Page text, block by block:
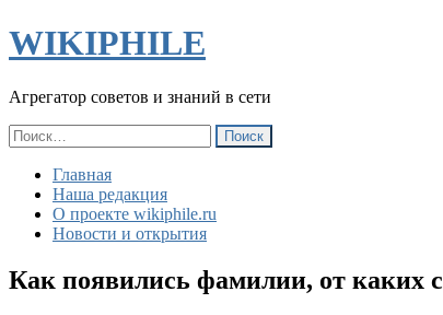
WIKIPHILE
Агрегатор советов и знаний в сети
Найти:
Главная
Наша редакция
О проекте wikiphile.ru
Новости и открытия
Как появились фамилии, от каких